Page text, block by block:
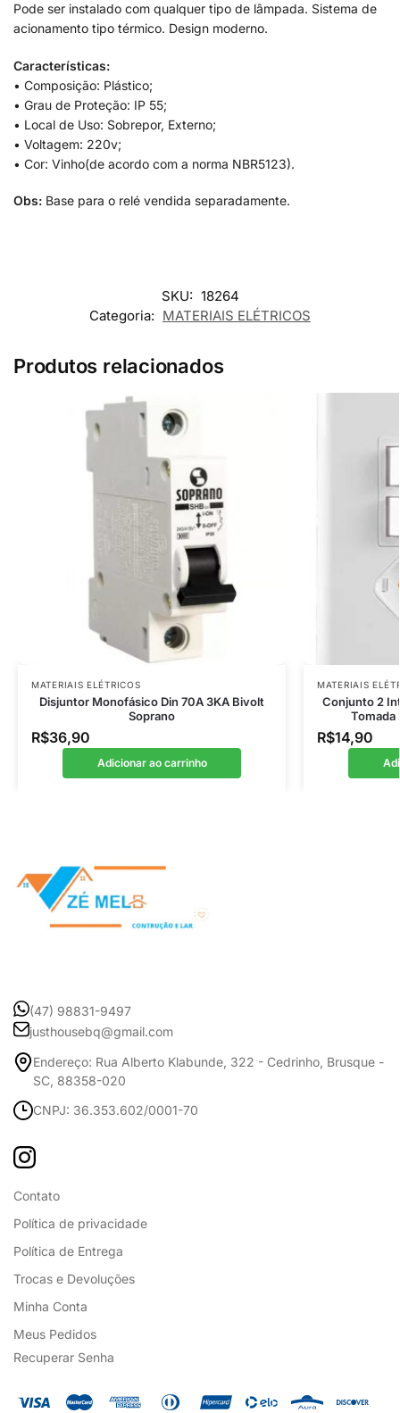
Pode ser instalado com qualquer tipo de lâmpada. Sistema de
acionamento tipo térmico. Design moderno.
Características:
• Composição: Plástico;
• Grau de Proteção: IP 55;
• Local de Uso: Sobrepor, Externo;
• Voltagem: 220v;
• Cor: Vinho(de acordo com a norma NBR5123).
Obs: Base para o relé vendida separadamente.
SKU: 18264
Categoria: MATERIAIS ELÉTRICOS
Produtos relacionados
MATERIAIS ELÉTRICOS
Disjuntor Monofásico Din 70A 3KA Bivolt
Soprano
R$36,90
Adicionar ao carrinho
MATERIAIS
Conjunto 2
R$14,90
(47) 98831-9497
justhousebq@gmail.com
Endereço: Rua Alberto Klabunde, 322 - Cedrinho, Brusque -
SC, 88358-020
CNPJ: 36.353.602/0001-70
Contato
Política de privacidade
Política de Entrega
Trocas e Devoluções
Minha Conta
Meus Pedidos
Recuperar Senha